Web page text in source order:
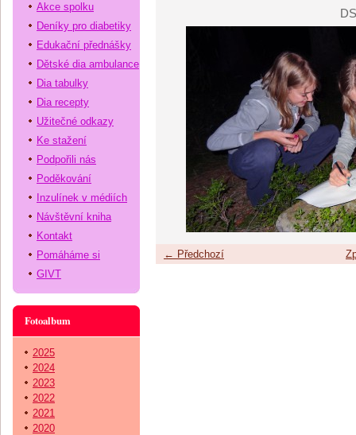
← Předchozí
Akce spolku
Deníky pro diabetiky
Edukační přednášky
Dětské dia ambulance
Dia tabulky
Dia recepty
Užitečné odkazy
Ke stažení
Podpořili nás
Poděkování
Inzulínek v médiích
Návštěvní kniha
Kontakt
Pomáháme si
GIVT
Fotoalbum
2025
2024
2023
2022
2021
2020